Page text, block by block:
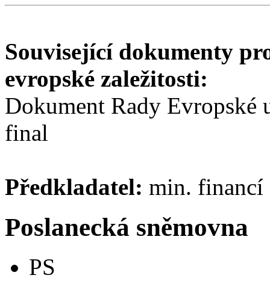
Související dokumenty
evropské zaležitosti:
Dokument Rady Evropské
final
Předkladatel: min. financí
Poslanecká sněmovna
PS